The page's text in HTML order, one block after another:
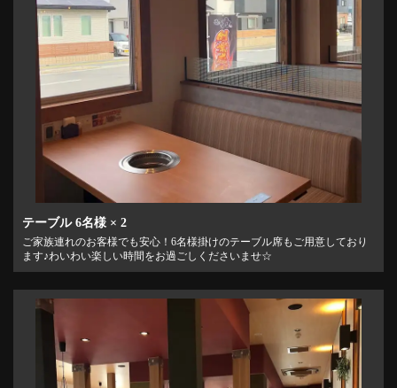
テーブル6名様 × 2
ご家族連れのお客様でも安心！6名様掛けのテーブル席もご用意しており
ます♪わいわい楽しい時間をお過ごしくださいませ☆